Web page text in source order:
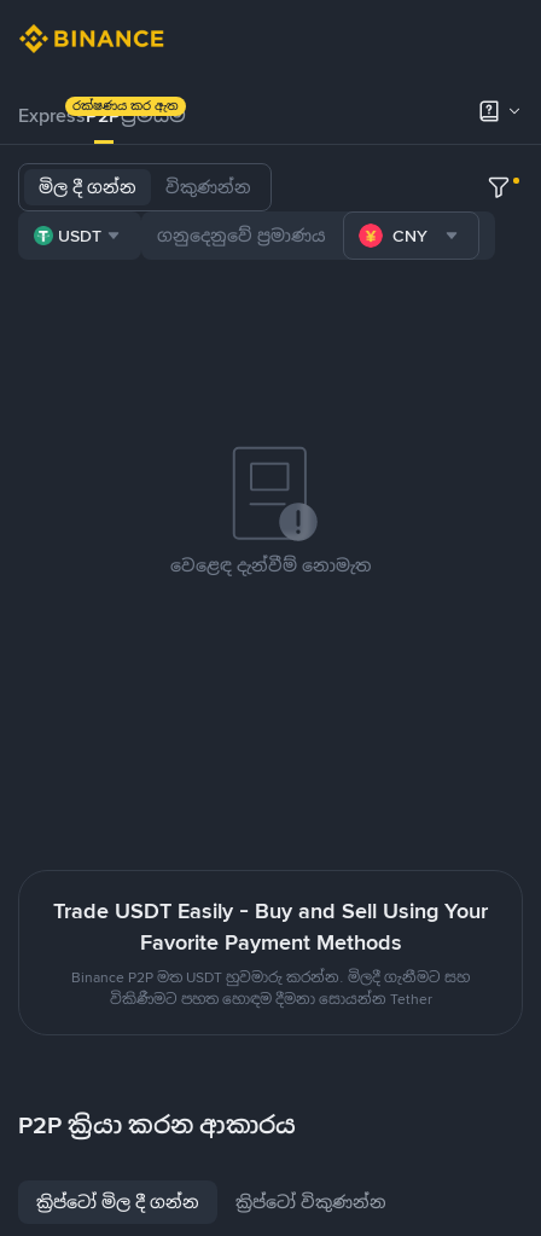
ExpressP2Pප්‍රිමියම්
රක්ෂණය කර ඇත
මිල දී ගන්න විකුණන්න
USDT CNY
වෙළෙඳ දැන්වීම් නොමැත
Trade USDT Easily - Buy and Sell Using Your
Favorite Payment Methods
Binance P2P මත USDT හුවමාරු කරන්න. මිලදී ගැනීමට සහ
විකිණීමට පහත හොඳම දීමනා සොයන්න Tether
P2P ක්‍රියා කරන ආකාරය
ක්‍රිප්ටෝ මිල දී ගන්න ක්‍රිප්ටෝ විකුණන්න